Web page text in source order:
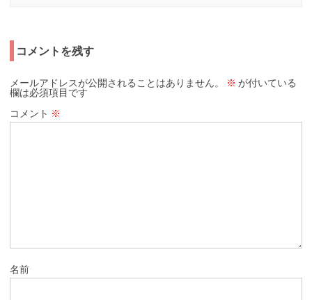
コメントを残す
メールアドレスが公開されることはありません。 ※ が付いている
欄は必須項目です
コメント ※
名前